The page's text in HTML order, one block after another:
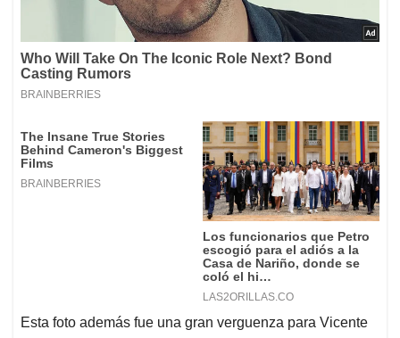
Esta foto además fue una gran verguenza para Vicente